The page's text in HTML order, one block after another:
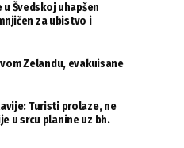
Švedskoj uhapšen
za ubistvo i
Zelandu, evakuisane
Turisti prolaze, ne
u srcu planine uz bh.